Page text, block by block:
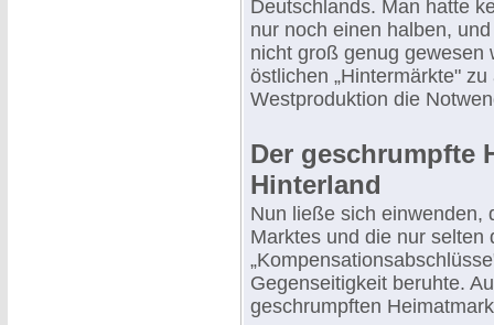
Deutschlands. Man hatte
nur noch einen halben,
nicht groß genug gewesen
östlichen „Hintermärkte"
Westproduktion die
Der geschrumpfte
Hinterland
Nun ließe sich einwenden,
Marktes und die nur selten
Gegenseitigkeit beruhte.
geschrumpften